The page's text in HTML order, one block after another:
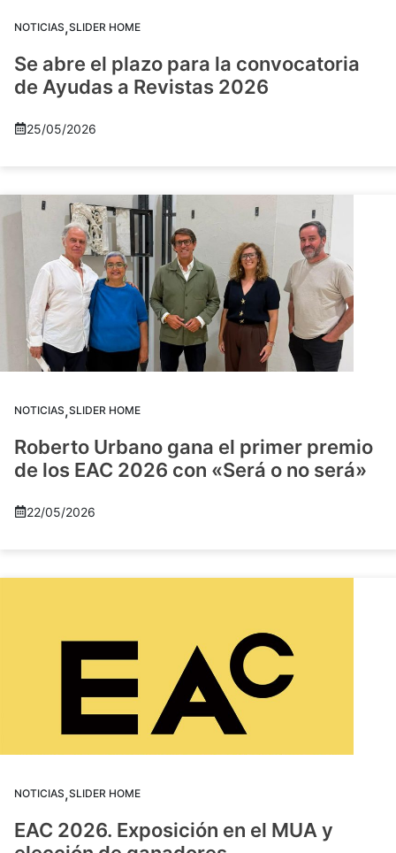
NOTICIAS,SLIDER HOME
Se abre el plazo para la convocatoria
de Ayudas a Revistas 2026
25/05/2026
NOTICIAS,SLIDER HOME
Roberto Urbano gana el primer premio
de los EAC 2026 con «Será o no será»
22/05/2026
NOTICIAS,SLIDER HOME
EAC 2026. Exposición en el MUA y